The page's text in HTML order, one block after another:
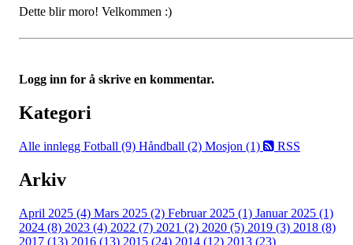
Dette blir moro! Velkommen :)
Logg inn for å skrive en kommentar.
Kategori
Alle innlegg Fotball (9) Håndball (2) Mosjon (1) RSS
Arkiv
April 2025 (4) Mars 2025 (2) Februar 2025 (1) Januar 2025 (1)
2024 (8) 2023 (4) 2022 (7) 2021 (2) 2020 (5) 2019 (3) 2018 (8)
2017 (13) 2016 (13) 2015 (24) 2014 (12) 2013 (23)